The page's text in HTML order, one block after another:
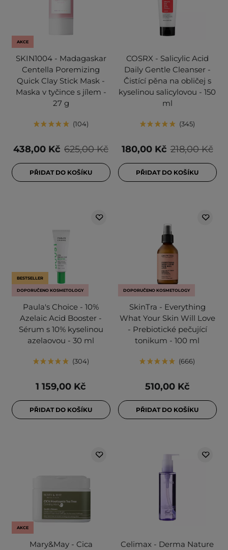
AKCE
SKIN1004 - Madagaskar
Centella Poremizing
Quick Clay Stick Mask -
Maska v tyčince s jílem -
27 g
104
625,00 Kč
438,00 Kč
PŘIDAT DO KOŠÍKU
COSRX - Salicylic Acid
Daily Gentle Cleanser -
Čistící pěna na obličej s
kyselinou salicylovou - 150
ml
345
218,00 Kč
180,00 Kč
PŘIDAT DO KOŠÍKU
BESTSELLER
DOPORUČENO KOSMETOLOGY
Paula's Choice - 10%
Azelaic Acid Booster -
Sérum s 10% kyselinou
azelaovou - 30 ml
304
1 159,00 Kč
PŘIDAT DO KOŠÍKU
DOPORUČENO KOSMETOLOGY
SkinTra - Everything
What Your Skin Will Love
- Prebiotické pečující
tonikum - 100 ml
666
510,00 Kč
PŘIDAT DO KOŠÍKU
AKCE
Mary&May - Cica
Celimax - Derma Nature